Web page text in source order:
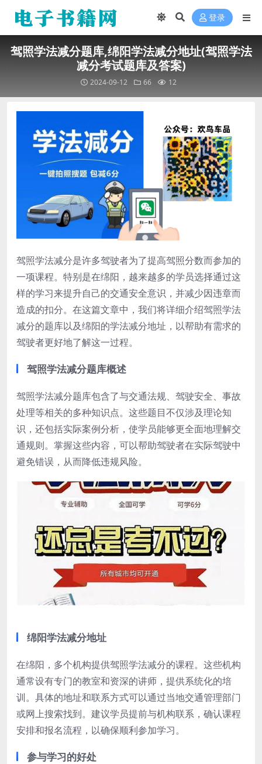
登录
驾照学法减分题库,绵阳学法减分地址(驾照学法
减分考试题库及答案)
2024-09-12 66 12
驾照学法减分是许多驾驶者为了提高驾照分数而参加的
一项课程。特别是在绵阳，越来越多的学员选择通过这
样的学习来提升自己的交通安全意识，并减少因违章而
造成的扣分。在这篇文章中，我们将详细介绍驾照学法
减分的题库以及绵阳的学法减分地址，以帮助有需求的
驾驶者更好地了解这一过程。
驾照学法减分题库概述
驾照学法减分题库包含了与交通法规、驾驶安全、事故
处理等相关的多种知识点。这些题目不仅涉及理论知
识，还包括实际案例分析，使学员能够更全面地理解交
通规则。掌握这些内容，可以帮助驾驶者在实际驾驶中
避免错误，从而降低违规风险。
绵阳学法减分地址
在绵阳，多个机构提供驾照学法减分的课程。这些机构
通常设有专门的教室和资深的讲师，提供系统化的培
训。具体的地址和联系方式可以通过当地交通管理部门
或网上搜索找到。建议学员提前与机构联系，确认课程
安排和报名流程，以确保顺利参加学习。
参与学习的好处